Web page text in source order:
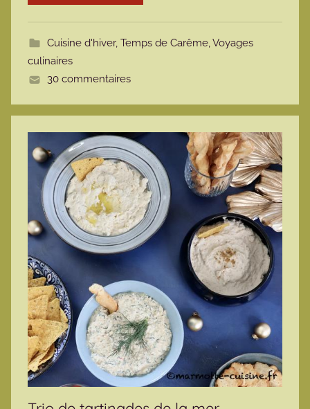
t
Cuisine d'hiver, Temps de Carême,Voyages
culinaires
30 commentaires